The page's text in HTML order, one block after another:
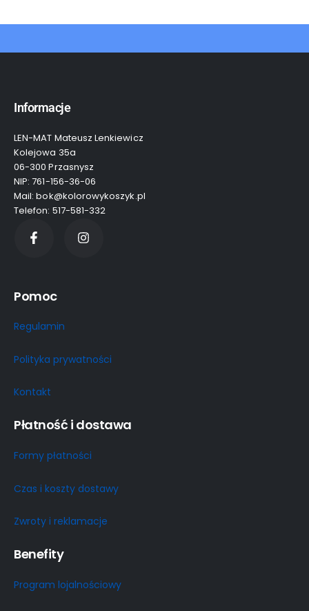
Informacje
LEN-MAT Mateusz Lenkiewicz
Kolejowa 35a
06-300 Przasnysz
NIP: 761-156-36-06
Mail: bok@kolorowykoszyk.pl
Telefon: 517-581-332
Pomoc
Regulamin
Polityka prywatności
Kontakt
Płatność i dostawa
Formy płatności
Czas i koszty dostawy
Zwroty i reklamacje
Benefity
Program lojalnościowy